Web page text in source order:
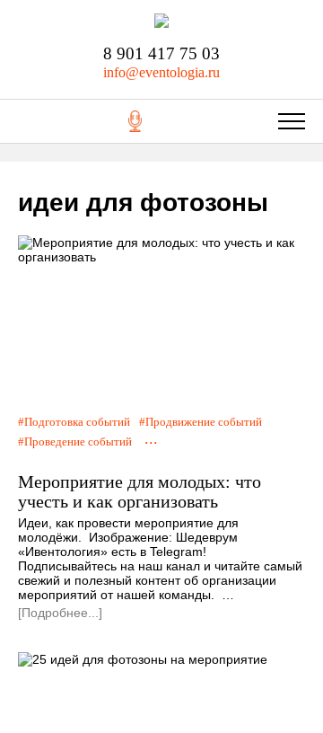
8 901 417 75 03
info@eventologia.ru
идеи для фотозоны
Подготовка событий
Продвижение событий
Проведение событий
...
Мероприятие для молодых: что
учесть и как организовать
Идеи, как провести мероприятие для
молодёжи. Изображение: Шедеврум
«Ивентология» есть в Telegram!
Подписывайтесь на наш канал и читайте самый
свежий и полезный контент об организации
мероприятий от нашей команды. …
[Подробнее...]